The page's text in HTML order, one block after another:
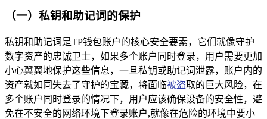
（一）私钥和助记词的保护
私钥和助记词是TP钱包账户的核心安全要素，它们就像守护
数字资产的忠诚卫士，如果多个账户同时登录，用户需要更加
小心翼翼地保护这些信息，一旦私钥或助记词泄露，账户内的
资产就如同失去了守护的宝藏，将面临被盗取的巨大风险，在
多个账户同时登录的情况下，用户应该确保设备的安全性，避
免在不安全的网络环境下登录账户,就像在危险的环境中要小